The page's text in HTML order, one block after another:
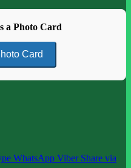
a Photo Card
Card
WhatsApp Viber Share via